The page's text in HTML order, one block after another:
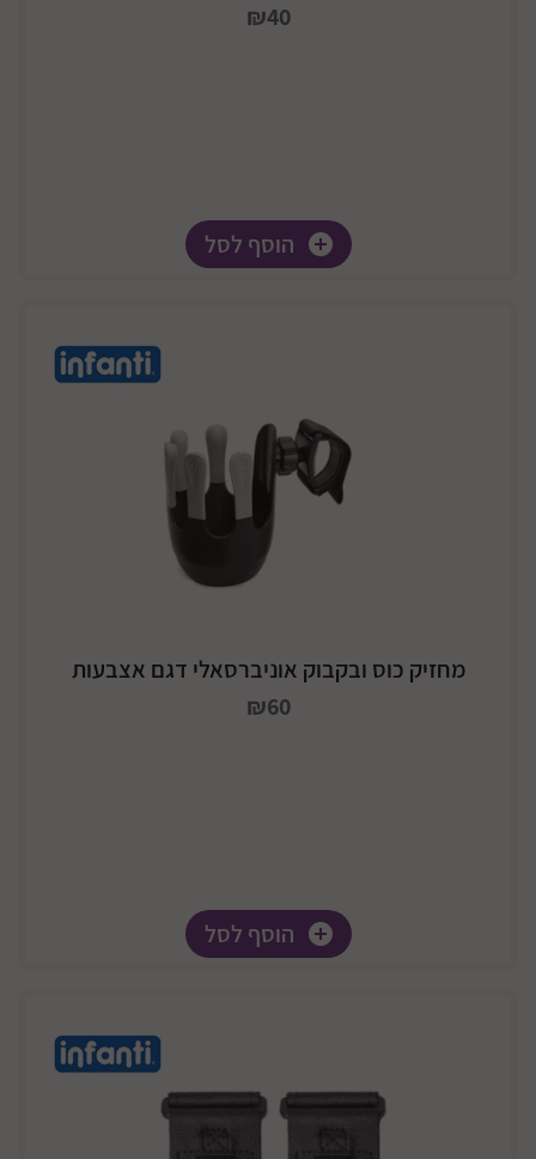
₪40
הוסף לסל
מחזיק כוס ובקבוק אוניברסאלי דגם אצבעות
₪60
הוסף לסל